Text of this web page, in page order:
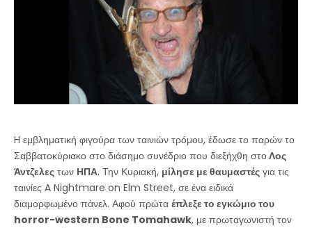
H εμβληματική φιγούρα των ταινιών τρόμου, έδωσε το παρών το
Σαββατοκύριακο στο διάσημο συνέδριο που διεξήχθη στοΛος
Άντζελες των ΗΠΑ. Την Κυριακή, μίλησε με θαυμαστές για τις
ταινίες A Nightmare on Elm Street, σε ένα ειδικά
διαμορφωμένο πάνελ. Αφού πρώτα έπλεξε το εγκώμιο του
horror-western Bone Tomahawk, με πρωταγωνιστή τον